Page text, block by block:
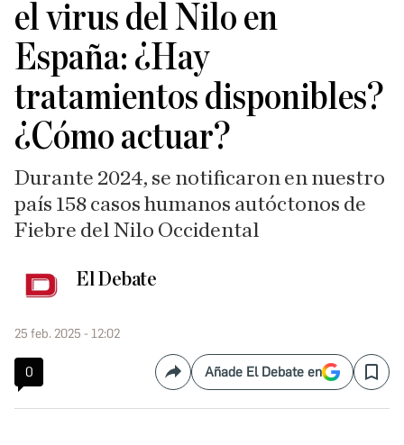
el virus del Nilo en
España: ¿Hay
tratamientos disponibles?
¿Cómo actuar?
Durante 2024, se notificaron en nuestro
país 158 casos humanos autóctonos de
Fiebre del Nilo Occidental
El Debate
25 feb. 2025 - 12:02
0 CompartirAñade El Debate en Save